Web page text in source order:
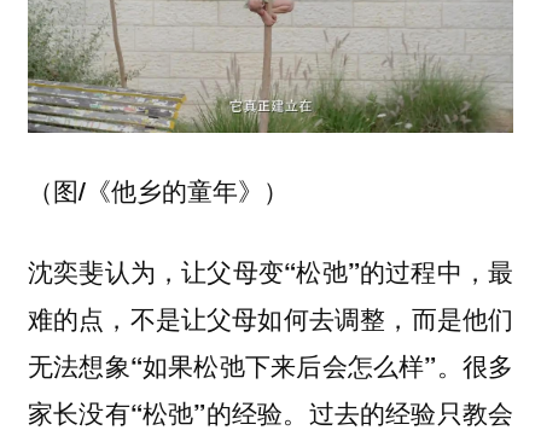
（图/《他乡的童年》）
沈奕斐认为，让父母变“松弛”的过程中，最
难的点，不是让父母如何去调整，而是他们
无法想象“如果松弛下来后会怎么样”。很多
家长没有“松弛”的经验。过去的经验只教会